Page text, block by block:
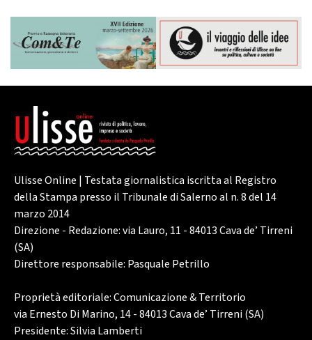
Ulisse Online | Testata giornalistica iscritta al Registro
della Stampa presso il Tribunale di Salerno al n. 8 del 14
marzo 2014
Direzione - Redazione: via Lauro, 11 - 84013 Cava de’ Tirreni
(SA)
Direttore responsabile: Pasquale Petrillo
Proprietà editoriale: Comunicazione & Territorio
via Ernesto Di Marino, 14 - 84013 Cava de’ Tirreni (SA)
Presidente: Silvia Lamberti